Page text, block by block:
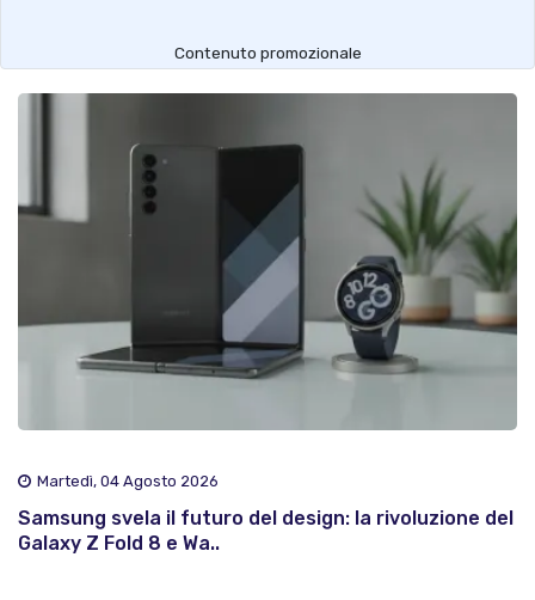
Contenuto promozionale
Martedì, 04 Agosto 2026
Samsung svela il futuro del design: la rivoluzione del
Galaxy Z Fold 8 e Wa..